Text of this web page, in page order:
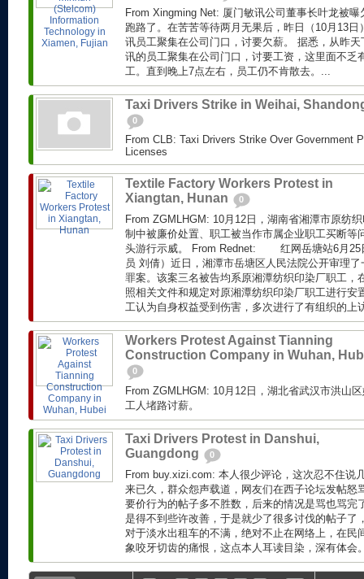
From Xingming Net: 厦门敏讯公司董事长叶龙被
跑路了。在苦苦等待两月无果后，昨日（10月13
讯员工聚集在公司门口，讨要欠薪。 据悉，从昨
讯的员工聚集在公司门口，讨要工资，这里面不乏
工。直到晚上7点左右，员工仍不肯散去。...
Taxi Drivers Strike in Weihai,
0
From CLB: Taxi Drivers Strike Over Government
Licenses
Textile Factory Workers Protest in
Xiangtan, Hunan
0
From ZGMLHGM: 10月12日，湖南省湘潭市原纺
制中被廉价处置、职工被当作市属企业职工买断等
头游行示威。 From Rednet: 红网岳塘站6月25
员 刘倩）近日，湘潭市岳塘区人民法院公开审理
罪案。该案三名被告均系原湘潭纺织印染厂职工，
照相关文件和规定对原湘潭纺织印染厂职工进行安
工认为自身权益受到伤害，多次进行了有组织的上
Workers Protest Against Tianning
Construction Company in Wuhan,
0
From ZGMLHGM: 10月12日，湖北省武汉市洪山
工人堵路讨薪。
Taxi Drivers Protest in Danshui,
Guangdong
0
From buy.xizi.com: 本人很少评论，这次忍不住说
来已久，群众怨声载道，网友们在西子论坛发帖怒
要价行为的帖子多不胜数，后来的情况是骂也骂完
是得不到些许改善，于是就少了很多讨伐的帖子了
对于淡水出租车的不满，绝对不止在网络上，在民
象咬牙切齿的痛恨，这点本人耳读目染，深有体会